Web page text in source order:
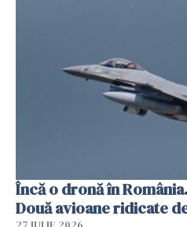
Încă o dronă în
Două avioane ridicate